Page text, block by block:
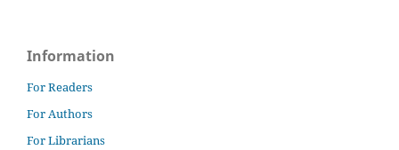
Information
For Readers
For Authors
For Librarians